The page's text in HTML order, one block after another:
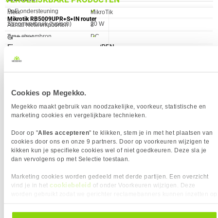
Cookies op Megekko.
Megekko maakt gebruik van noodzakelijke, voorkeur, statistische en
marketing cookies en vergelijkbare technieken.
Door op "Alles accepteren" te klikken, stem je in met het plaatsen van
cookies door ons en onze 9 partners. Door op voorkeuren wijzigen te
kikken kun je specifieke cookies wel of niet goedkeuren. Deze sla je
dan vervolgens op met Selectie toestaan.
Marketing cookies worden gedeeld met derde partijen. Een overzicht
vind je in het cookiebeleid of onder Voorkeuren wijzigen. Deze
alle cookies. Je kunt je gegeven toestemming altijd intrekken, dit doe je
Eigenschap Waarde
Merk
MikroTik
Aantal Netwerkpoorten
8
Glasvezel
✓︎
PoE ondersteuning
Vendorcode
RB5009UG+S+IN
Eigenschap Waarde
PoE ondersteuning
✓︎
Stroomverbruik (typisch)
20 W
Type stroombron
DC
ETHERNET LAN-EIGENSCHAPPEN
Eigenschap
Snelheid bedraad
KENMERKEN
Eigenschap Waarde
Gast netwerk ✓︎
NETWERK
Mobiele netwerkverbinding
Niet ondersteund
Netwerkstandaard
IEEE 802.3af, IEEE 802.3at
POORTEN & INTERFACES
Eigenschap Waarde
Aansluiting voor
netstroomadapter
✓︎
Aantal Gigabit Ethernet
7
Mikrotik RB5009UPR+S+IN router
Vergelijk product
269,-
REVIEWS(2) Hoe controleren wij reviews?